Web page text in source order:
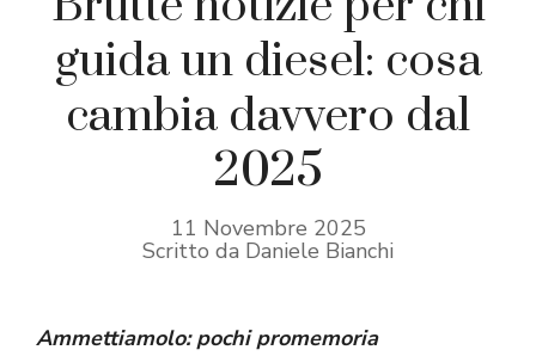
guida un diesel: cosa
cambia davvero dal
2025
11 Novembre 2025
Scritto da Daniele Bianchi
Ammettiamolo: pochi promemoria